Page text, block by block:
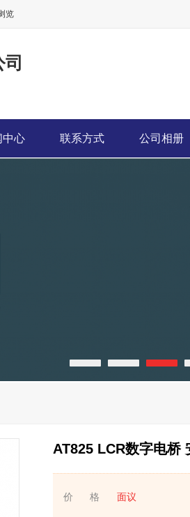
览
中心 联系方式 公司相册
AT825 LCR数字电桥
价 格 面议